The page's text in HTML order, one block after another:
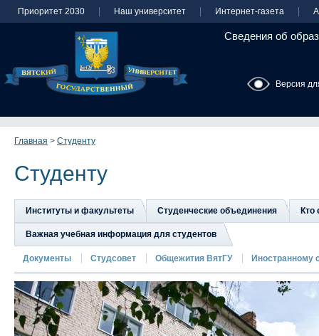
Приоритет 2030 Наш университет Интернет-газета
Сведения об
Версия
Главная > Студенту
Студенту
Институты и факультеты Студенческие объединения Кто
Важная учебная информация для студентов
Документы Студсовет Общежития ВятГУ Иностранному